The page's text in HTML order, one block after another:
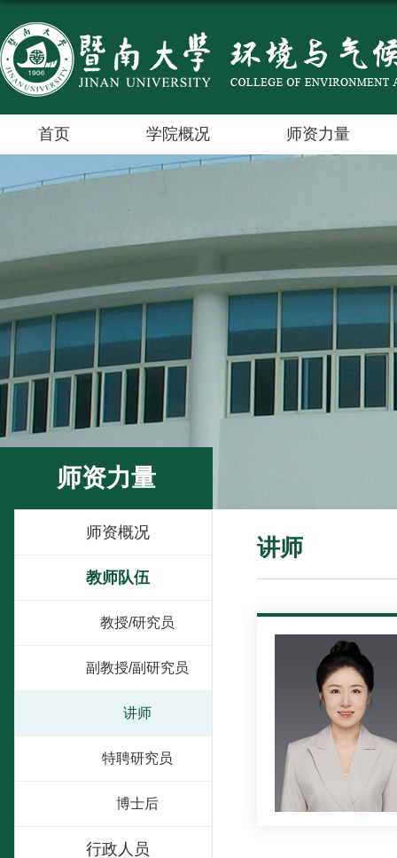
首页 学院概况 师资力量
师资力量
师资概况
教师队伍
教授/研究员
副教授/副研究员
讲师
特聘研究员
博士后
行政人员
讲师